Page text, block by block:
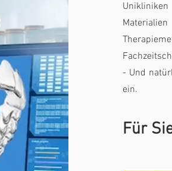
- Und
ein.
Für